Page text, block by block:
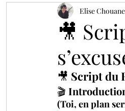
🎥
Elise Chouane
🎥 Script du
🎬
(Toi, en plan